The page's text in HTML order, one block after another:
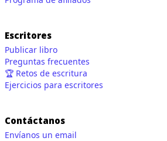
Escritores
Publicar libro
Preguntas frecuentes
🏆 Retos de escritura
Ejercicios para escritores
Contáctanos
Envíanos un email